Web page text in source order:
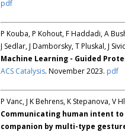
pdf
P Kouba, P Kohout, F Haddadi, A
J Sedlar, J Damborsky, T Pluskal, J
Machine Learning - Guided
ACS Catalysis. November 2023. pdf
P Vanc, J K Behrens, K Stepanova, V
Communicating human intent
companion by multi-type